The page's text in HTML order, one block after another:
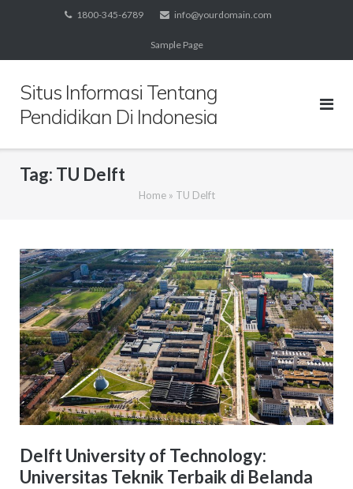
1800-345-6789 info@yourdomain.com
Sample Page
Situs Informasi Tentang
Pendidikan Di Indonesia
Tag: TU Delft
Home» TU Delft
Delft University of Technology:
Universitas Teknik Terbaik di Belanda